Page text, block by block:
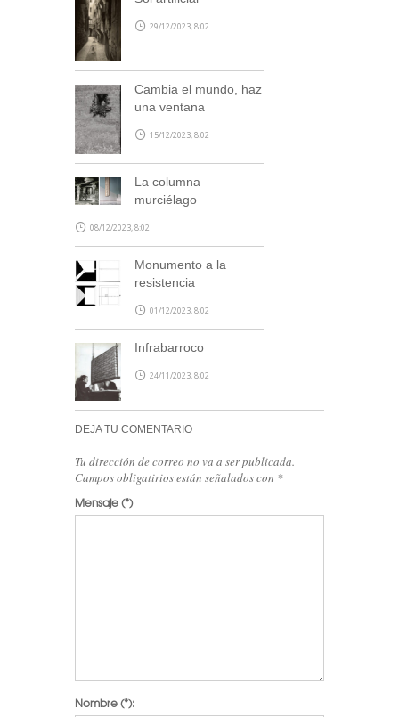
29/12/2023, 8:02
Cambia el mundo, haz
una ventana
15/12/2023, 8:02
La columna
murciélago
08/12/2023, 8:02
Monumento a la
resistencia
01/12/2023, 8:02
Infrabarroco
24/11/2023, 8:02
DEJA TU COMENTARIO
Tu dirección de correo no va a ser publicada.
Campos obligatirios están señalados con *
Mensaje(*)
Nombre(*):